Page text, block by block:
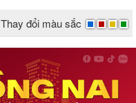
Thay đổi màu sắc